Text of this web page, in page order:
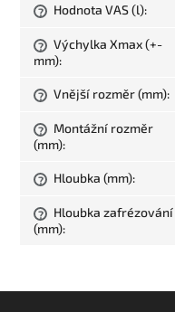
? Hodnota VAS (l):
?
Výchylka Xmax (+-
mm):
? Vnější rozměr (mm):
?
Montážní rozměr
(mm):
? Hloubka (mm):
?
Hloubka zafrézování
(mm):